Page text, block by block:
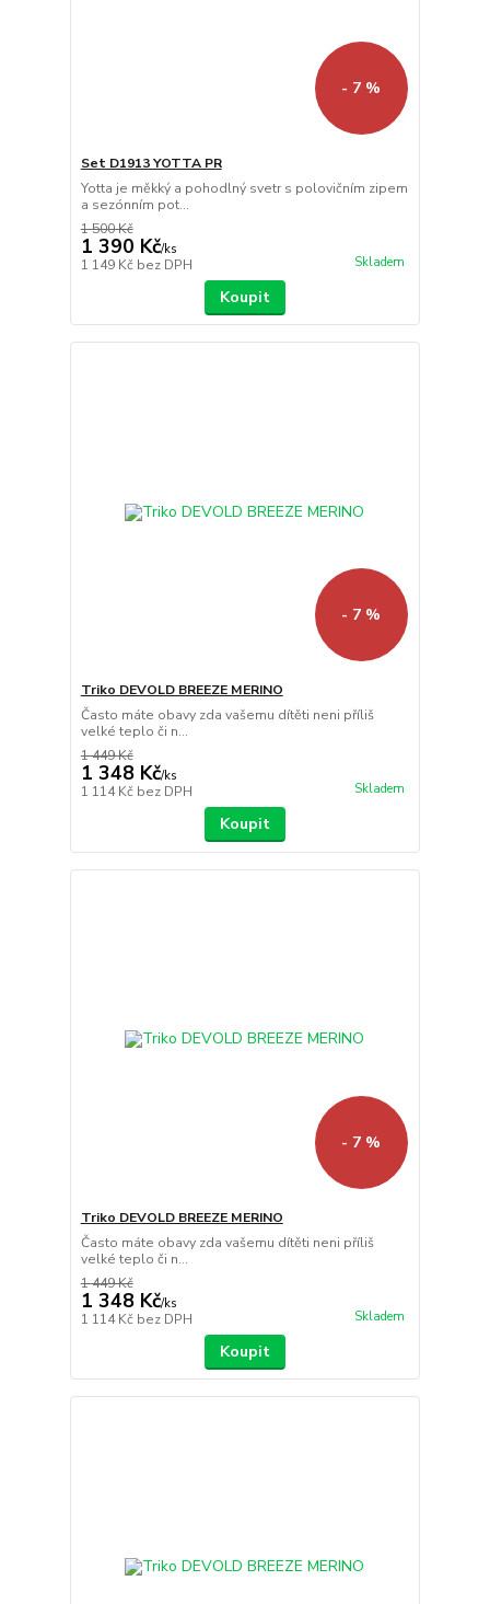
- 7 %
Set D1913 YOTTA PR
Yotta je měkký a pohodlný svetr s polovičním zipem
a sezónním pot...
1 500 Kč
1 390 Kč/ks
1 149 Kč bez DPH Skladem
Koupit
- 7 %
Triko DEVOLD BREEZE MERINO
Často máte obavy zda vašemu dítěti neni příliš
velké teplo či n...
1 449 Kč
1 348 Kč/ks
1 114 Kč bez DPH Skladem
Koupit
- 7 %
Triko DEVOLD BREEZE MERINO
Často máte obavy zda vašemu dítěti neni příliš
velké teplo či n...
1 449 Kč
1 348 Kč/ks
1 114 Kč bez DPH Skladem
Koupit